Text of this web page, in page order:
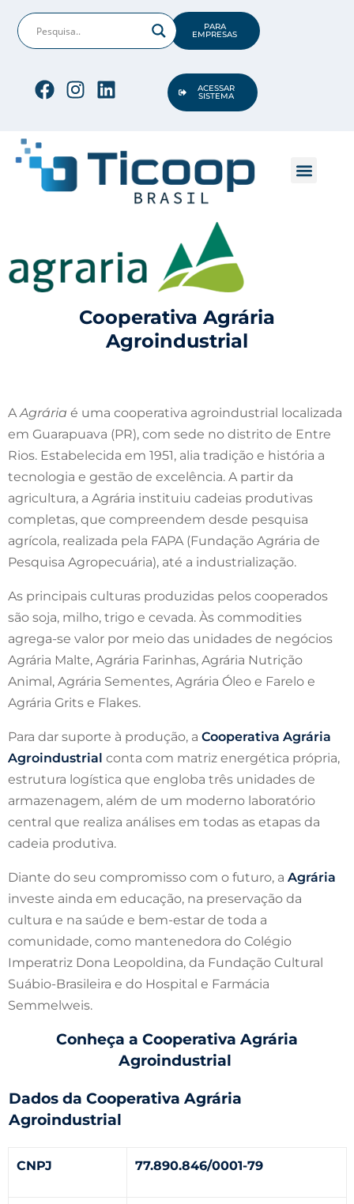
PARA
EMPRESAS
ACESSAR
SISTEMA
Cooperativa Agrária
Agroindustrial
A Agrária é uma cooperativa agroindustrial localizada
em Guarapuava (PR), com sede no distrito de Entre
Rios. Estabelecida em 1951, alia tradição e história a
tecnologia e gestão de excelência. A partir da
agricultura, a Agrária instituiu cadeias produtivas
completas, que compreendem desde pesquisa
agrícola, realizada pela FAPA (Fundação Agrária de
Pesquisa Agropecuária), até a industrialização.
As principais culturas produzidas pelos cooperados
são soja, milho, trigo e cevada. Às commodities
agrega-se valor por meio das unidades de negócios
Agrária Malte, Agrária Farinhas, Agrária Nutrição
Animal, Agrária Sementes, Agrária Óleo e Farelo e
Agrária Grits e Flakes.
Para dar suporte à produção, a Cooperativa Agrária
Agroindustrial conta com matriz energética própria,
estrutura logística que engloba três unidades de
armazenagem, além de um moderno laboratório
central que realiza análises em todas as etapas da
cadeia produtiva.
Diante do seu compromisso com o futuro, a Agrária
investe ainda em educação, na preservação da
cultura e na saúde e bem-estar de toda a
comunidade, como mantenedora do Colégio
Imperatriz Dona Leopoldina, da Fundação Cultural
Suábio-Brasileira e do Hospital e Farmácia
Semmelweis.
Conheça a Cooperativa Agrária
Agroindustrial
Dados da Cooperativa Agrária
Agroindustrial
CNPJ 77.890.846/0001-79